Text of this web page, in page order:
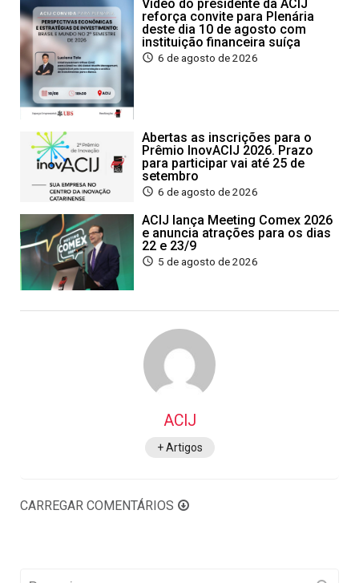
Vídeo do presidente da ACIJ
reforça convite para Plenária
deste dia 10 de agosto com
instituição financeira suíça
6 de agosto de 2026
Abertas as inscrições para o
Prêmio InovACIJ 2026. Prazo
para participar vai até 25 de
setembro
6 de agosto de 2026
ACIJ lança Meeting Comex 2026
e anuncia atrações para os dias
22 e 23/9
5 de agosto de 2026
ACIJ
+ Artigos
CARREGAR COMENTÁRIOS